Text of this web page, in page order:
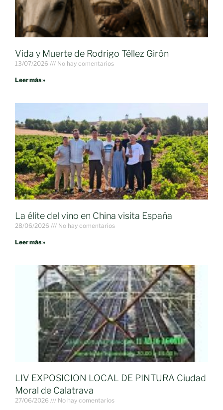
Vida y Muerte de Rodrigo Téllez Girón
13/07/2026 No hay comentarios
Leer más »
La élite del vino en China visita España
28/06/2026 No hay comentarios
Leer más »
LIV EXPOSICION LOCAL DE PINTURA Ciudad
Moral de Calatrava
27/06/2026 No hay comentarios